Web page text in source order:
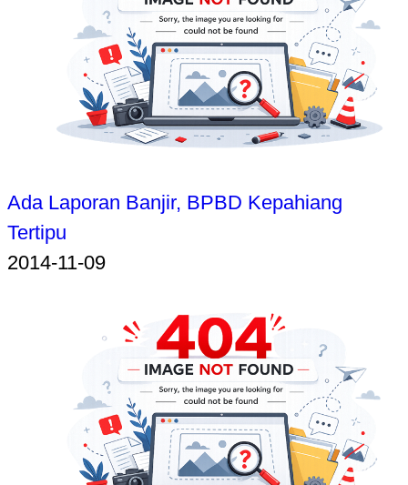
Ada Laporan Banjir, BPBD Kepahiang
Tertipu
2014-11-09